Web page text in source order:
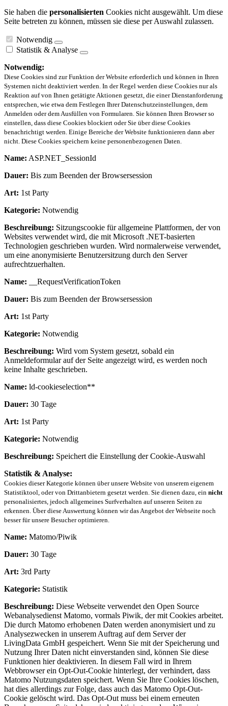
Sie haben die personalisierten Cookies nicht ausgewählt. Um diese
Seite betreten zu können, müssen sie diese per Auswahl zulassen.
Notwendig
Statistik & Analyse
Notwendig:
Diese Cookies sind zur Funktion der Website erforderlich und können in Ihren
Systemen nicht deaktiviert werden. In der Regel werden diese Cookies nur als
Reaktion auf von Ihnen getätigte Aktionen gesetzt, die einer Dienstanforderung
entsprechen, wie etwa dem Festlegen Ihrer Datenschutzeinstellungen, dem
Anmelden oder dem Ausfüllen von Formularen. Sie können Ihren Browser so
einstellen, dass diese Cookies blockiert oder Sie über diese Cookies
benachrichtigt werden. Einige Bereiche der Website funktionieren dann aber
nicht. Diese Cookies speichern keine personenbezogenen Daten.
Name: ASP.NET_SessionId
Dauer: Bis zum Beenden der Browsersession
Art: 1st Party
Kategorie: Notwendig
Beschreibung: Sitzungscookie für allgemeine Plattformen, der von
Websites verwendet wird, die mit Microsoft .NET-basierten
Technologien geschrieben wurden. Wird normalerweise verwendet,
um eine anonymisierte Benutzersitzung durch den Server
aufrechtzuerhalten.
Name: __RequestVerificationToken
Dauer: Bis zum Beenden der Browsersession
Art: 1st Party
Kategorie: Notwendig
Beschreibung: Wird vom System gesetzt, sobald ein
Anmeldeformular auf der Seite angezeigt wird, es werden noch
keine Inhalte geschrieben.
Name: ld-cookieselection**
Dauer: 30 Tage
Art: 1st Party
Kategorie: Notwendig
Beschreibung: Speichert die Einstellung der Cookie-Auswahl
Statistik & Analyse:
Cookies dieser Kategorie können über unsere Website von unserem eigenem
Statistiktool, oder von Drittanbietern gesetzt werden. Sie dienen dazu, ein nicht
personalisiertes, jedoch allgemeines Surfverhalten auf unseren Seiten zu
erkennen. Über diese Auswertung können wir das Angebot der Webseite noch
besser für unsere Besucher optimieren.
Name: Matomo/Piwik
Dauer: 30 Tage
Art: 3rd Party
Kategorie: Statistik
Beschreibung: Diese Webseite verwendet den Open Source
Webanalysedienst Matomo, vormals Piwik, der mit Cookies arbeitet.
Die durch Matomo erhobenen Daten werden anonymisiert und zu
Analysezwecken in unserem Auftrag auf dem Server der
LivingData GmbH gespeichert. Wenn Sie mit der Speicherung und
Nutzung Ihrer Daten nicht einverstanden sind, können Sie diese
Funktionen hier deaktivieren. In diesem Fall wird in Ihrem
Webbrowser ein Opt-Out-Cookie hinterlegt, der verhindert, dass
Matomo Nutzungsdaten speichert. Wenn Sie Ihre Cookies löschen,
hat dies allerdings zur Folge, dass auch das Matomo Opt-Out-
Cookie gelöscht wird. Das Opt-Out muss bei einem erneuten